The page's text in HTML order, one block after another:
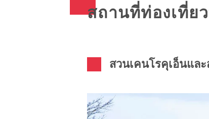
สถานที่ท่องเที่ย
สวนเคนโรคุเอ็นแล